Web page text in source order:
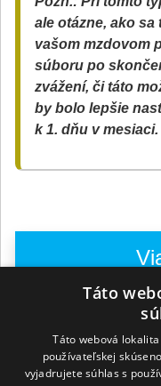
ale otázne, ako
vašom mzdovom
súboru po
zvážení, či táto
by bolo lepšie
k 1. dňu v mesiaci.
8.2.16 Pomocné
prerušenia (Posun,
Penalizácia,
Táto
Táto webová
používateľskej
vyjadrujete súhlas s